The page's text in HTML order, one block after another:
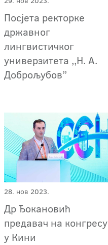
Посјета ректорке
државног
лингвистичког
универзитета ,,Н. А.
Доброљубов’’
28. нов 2023.
Др Ђокановић
предавач на конгресу
у Кини